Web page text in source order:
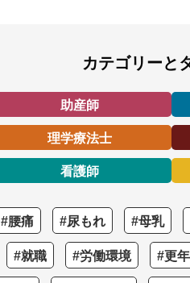
カテゴリーと
助産師
理学療法士
看護師
#腰痛 #尿もれ #母乳
#就職 #労働環境 #更